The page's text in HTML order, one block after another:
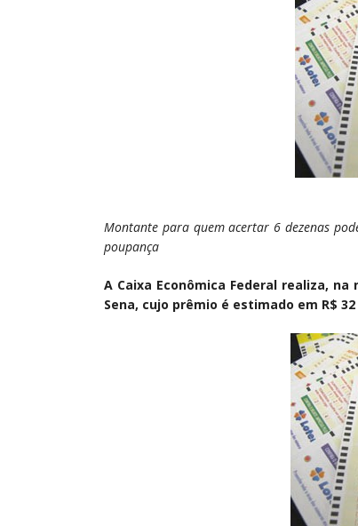
Montante para quem acertar 6 dezenas
poupança
A Caixa Econômica Federal realiza,
Sena, cujo prêmio é estimado em R$